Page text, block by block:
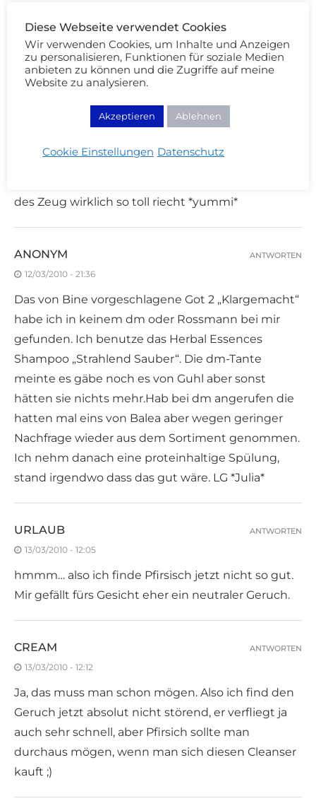
11/03/2010 - 19:44
des Zeug wirklich so toll riecht *yummi*
ANONYM
12/03/2010 - 21:36
Das von Bine vorgeschlagene Got 2 „Klargemacht“
habe ich in keinem dm oder Rossmann bei mir
gefunden. Ich benutze das Herbal Essences
Shampoo „Strahlend Sauber“. Die dm-Tante
meinte es gäbe noch es von Guhl aber sonst
hätten sie nichts mehr.Hab bei dm angerufen die
hatten mal eins von Balea aber wegen geringer
Nachfrage wieder aus dem Sortiment genommen.
Ich nehm danach eine proteinhaltige Spülung,
stand irgendwo dass das gut wäre. LG *Julia*
ANTWORTEN
URLAUB
13/03/2010 - 12:05
hmmm… also ich finde Pfirsisch jetzt nicht so gut.
Mir gefällt fürs Gesicht eher ein neutraler Geruch.
ANTWORTEN
CREAM
13/03/2010 - 12:12
Ja, das muss man schon mögen. Also ich find den
Geruch jetzt absolut nicht störend, er verfliegt ja
auch sehr schnell, aber Pfirsich sollte man
durchaus mögen, wenn man sich diesen Cleanser
kauft ;)
ANTWORTEN
Diese Webseite verwendet Cookies
Wir verwenden Cookies, um Inhalte und Anzeigen
zu personalisieren, Funktionen für soziale Medien
anbieten zu können und die Zugriffe auf meine
Website zu analysieren.
Akzeptieren Ablehnen
Cookie Einstellungen Datenschutz